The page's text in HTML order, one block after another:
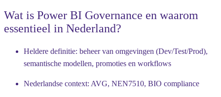
Wat is Power BI Governance en waarom
essentieel in Nederland?
Heldere definitie: beheer van omgevingen (Dev/Test/Prod),
semantische modellen, promoties en workflows
Nederlandse context: AVG, NEN7510, BIO compliance